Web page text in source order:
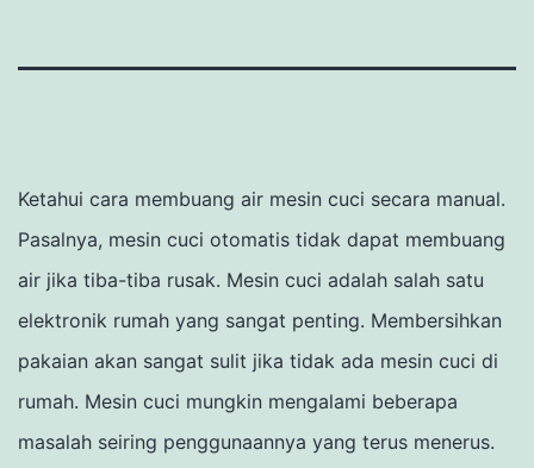
Ketahui cara membuang air mesin cuci secara manual.
Pasalnya, mesin cuci otomatis tidak dapat membuang
air jika tiba-tiba rusak. Mesin cuci adalah salah satu
elektronik rumah yang sangat penting. Membersihkan
pakaian akan sangat sulit jika tidak ada mesin cuci di
rumah. Mesin cuci mungkin mengalami beberapa
masalah seiring penggunaannya yang terus menerus.